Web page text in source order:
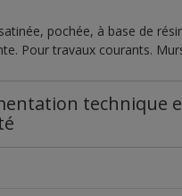
pochée, à base de
Pour travaux courants.
technique